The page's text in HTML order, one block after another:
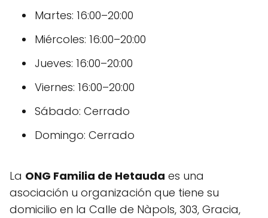
Martes: 16:00–20:00
Miércoles: 16:00–20:00
Jueves: 16:00–20:00
Viernes: 16:00–20:00
Sábado: Cerrado
Domingo: Cerrado
La ONG Familia de Hetauda es una
asociación u organización que tiene su
domicilio en la Calle de Nàpols, 303, Gracia,